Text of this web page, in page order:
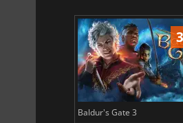
Baldur's Gate 3